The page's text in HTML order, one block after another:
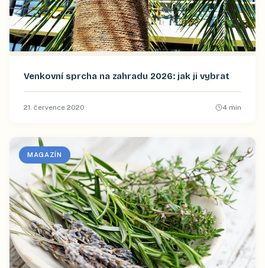
Venkovní sprcha na zahradu 2026: jak ji vybrat
21. července 2020 4 min
MAGAZÍN